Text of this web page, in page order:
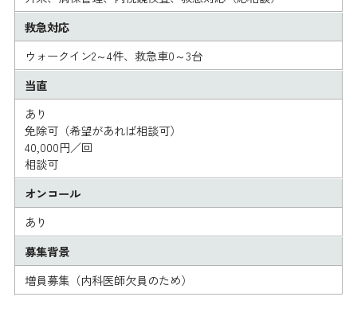
救急対応
ウォークイン2～4件、救急車0～3台
当直
あり
免除可（希望があれば相談可）
40,000円／回
相談可
オンコール
あり
募集背景
増員募集（内科医師欠員のため）